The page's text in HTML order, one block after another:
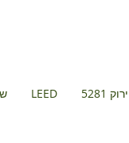
5281
LEED